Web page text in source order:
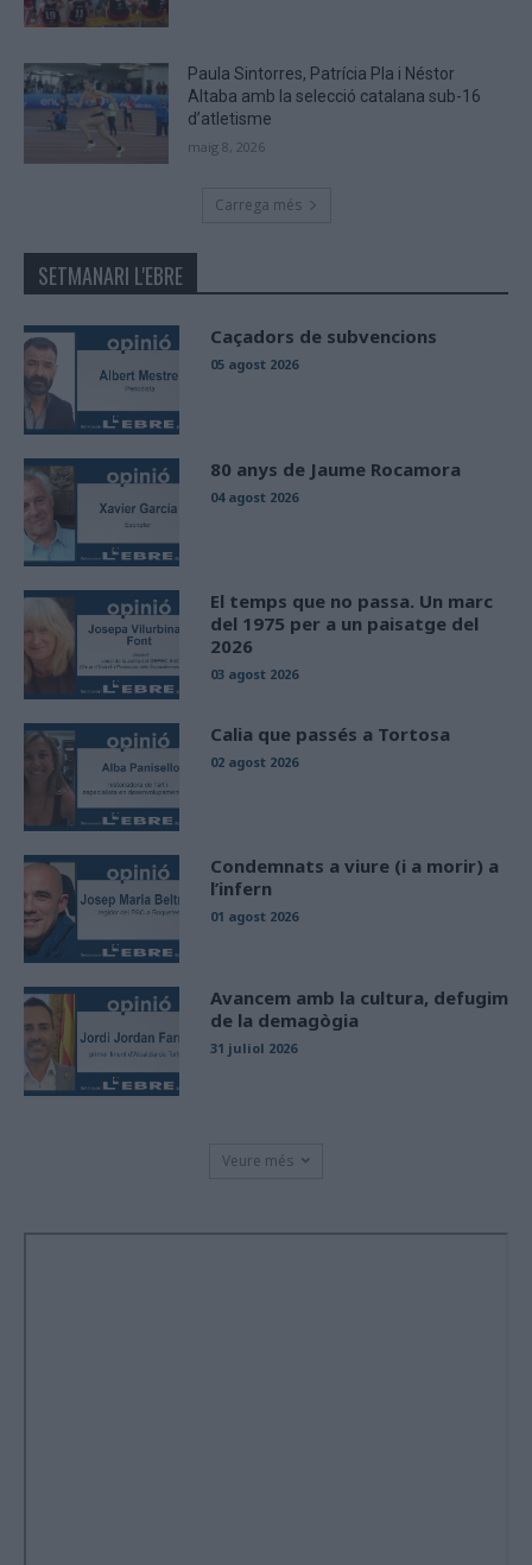
Paula Sintorres, Patrícia Pla i Néstor
Altaba amb la selecció catalana sub-16
d’atletisme
maig 8, 2026
Carrega més
SETMANARI L'EBRE
Caçadors de subvencions
05 agost 2026
80 anys de Jaume Rocamora
04 agost 2026
El temps que no passa. Un marc
del 1975 per a un paisatge del
2026
03 agost 2026
Calia que passés a Tortosa
02 agost 2026
Condemnats a viure (i a morir) a
l’infern
01 agost 2026
Avancem amb la cultura, defugim
de la demagògia
31 juliol 2026
Veure més